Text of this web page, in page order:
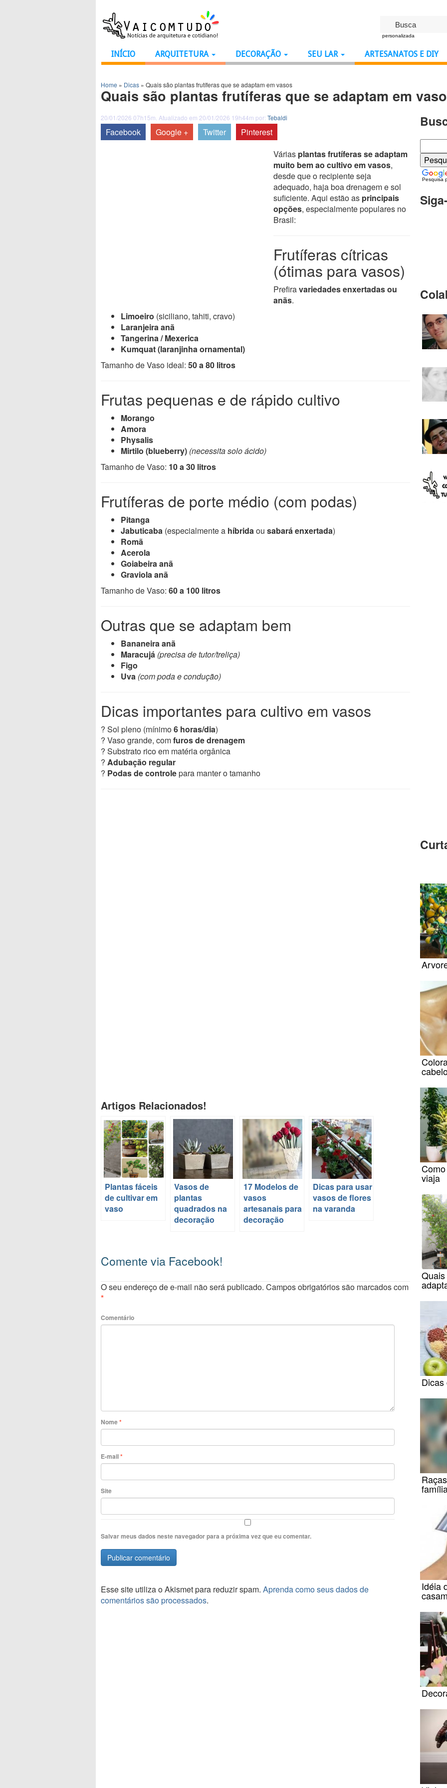
personalizada
INÍCIO ARQUITETURA DECORAÇÃO SEU LAR ARTESANATOS E DIY
Home » Dicas » Quais são plantas frutíferas que se adaptam em vasos
Quais são plantas frutíferas que se adaptam em
20/01/2026 07h15m. Atualizado em 20/01/2026 19h44m por: Tebaldi
Facebook Google + Twitter
Pinterest
Várias plantas frutíferas se adaptam
muito bem ao cultivo em vasos,
desde que o recipiente seja
adequado, haja boa drenagem e sol
suficiente. Aqui estão as principais
opções, especialmente populares no
Brasil:
Frutíferas cítricas
(ótimas para vasos)
Prefiravariedades enxertadas ou
anãs.
Limoeiro (siciliano, tahiti, cravo)
Laranjeira anã
Tangerina / Mexerica
Kumquat (laranjinha ornamental)
Tamanho de Vaso ideal: 50 a 80 litros
Frutas pequenas e de rápido cultivo
Morango
Amora
Physalis
Mirtilo (blueberry) (necessita solo ácido)
Tamanho de Vaso: 10 a 30 litros
Frutíferas de porte médio (com podas)
Pitanga
Jabuticaba (especialmente a híbridaou sabará enxertada)
Romã
Acerola
Goiabeira anã
Graviola anã
Tamanho de Vaso: 60 a 100 litros
Outras que se adaptam bem
Bananeira anã
Maracujá (precisa de tutor/treliça)
Figo
Uva (com poda e condução)
Dicas importantes para cultivo em vasos
? Sol pleno (mínimo6 horas/dia)
? Vaso grande, comfuros de drenagem
? Substrato rico em matéria orgânica
? Adubação regular
? Podas de controlepara manter o tamanho
Artigos Relacionados!
Plantas fáceis
de cultivar em
vaso
Vasos de
plantas
quadrados na
decoração
17 Modelos de
vasos
artesanais para
decoração
Dicas para usar
vasos de flores
na varanda
Comente via Facebook!
O seu endereço de e-mail não será publicado. Campos obrigatórios são marcados com
*
Comentário
Nome*
E-mail*
Site
Salvar meus dados neste navegador para a próxima vez que eu comentar.
Esse site utiliza o Akismet para reduzir spam. Aprenda como seus dados de
comentários são processados.
Pesquisa
viaja
Idéia